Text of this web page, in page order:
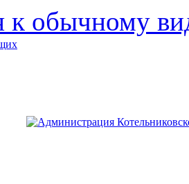
к обычному